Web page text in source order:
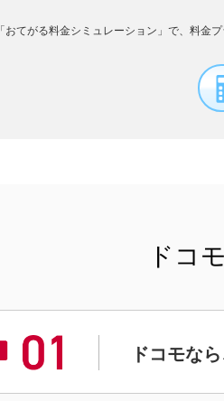
「おてがる料金シミュレーション」で、料金
ドコ
ドコモなら